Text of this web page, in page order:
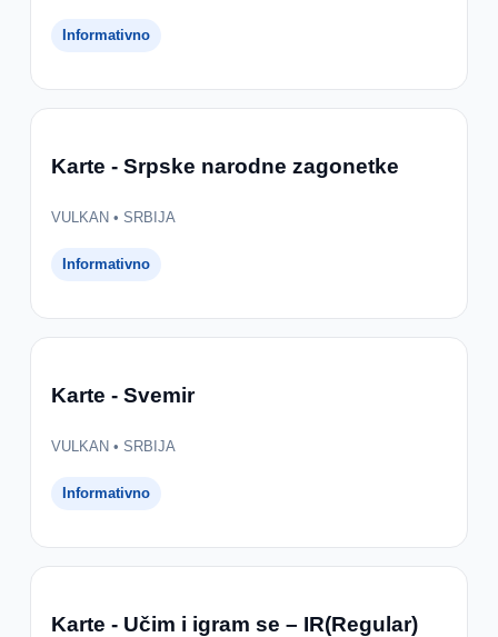
Informativno
Karte - Srpske narodne zagonetke
VULKAN • SRBIJA
Informativno
Karte - Svemir
VULKAN • SRBIJA
Informativno
Karte - Učim i igram se – IR(Regular)